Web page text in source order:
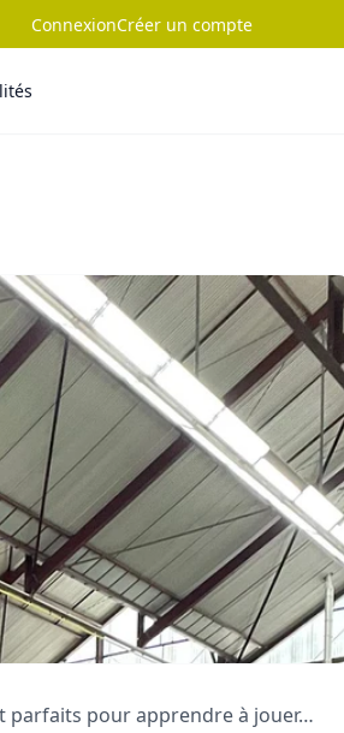
ConnexionCréer un compte
parfaits pour apprendre à jouer…